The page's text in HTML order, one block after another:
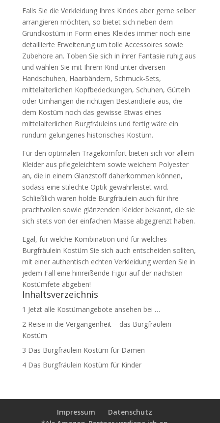
Falls Sie die Verkleidung Ihres Kindes aber gerne selber
arrangieren möchten, so bietet sich neben dem
Grundkostüm in Form eines Kleides immer noch eine
detaillierte Erweiterung um tolle Accessoires sowie
Zubehöre an. Toben Sie sich in ihrer Fantasie ruhig aus
und wählen Sie mit Ihrem Kind unter diversen
Handschuhen, Haarbändern, Schmuck-Sets,
mittelalterlichen Kopfbedeckungen, Schuhen, Gürteln
oder Umhängen die richtigen Bestandteile aus, die
dem Kostüm noch das gewisse Etwas eines
mittelalterlichen Burgfräuleins und fertig wäre ein
rundum gelungenes historisches Kostüm.
Für den optimalen Tragekomfort bieten sich vor allem
Kleider aus pflegeleichtem sowie weichem Polyester
an, die in einem Glanzstoff daherkommen können,
sodass eine stilechte Optik gewährleistet wird.
Schließlich waren holde Burgfräulein auch für ihre
prachtvollen sowie glänzenden Kleider bekannt, die sie
sich stets von der einfachen Masse abgegrenzt haben.
Egal, für welche Kombination und für welches
Burgfräulein Kostüm Sie sich auch entscheiden sollten,
mit einer authentisch echten Verkleidung werden Sie in
jedem Fall eine hinreißende Figur auf der nächsten
Kostümfete abgeben!
Inhaltsverzeichnis
1 Jetzt alle Kostümangebote ansehen bei …
2Reise in die Vergangenheit – das Burgfräulein
Kostüm
3 Das Burgfräulein Kostüm für Damen
4Das Burgfräulein Kostüm für Kinder
Impressum
Datenschutz